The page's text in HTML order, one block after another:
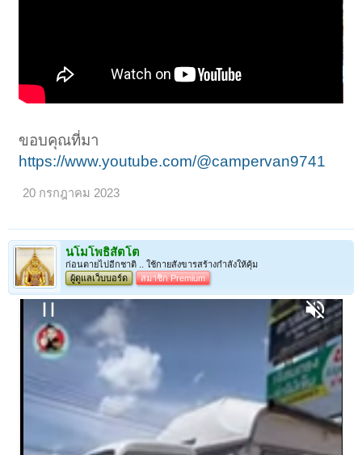
ขอบคุณที่มา
https://www.youtube.com/@campervan9741
20 กรกฎาคม 2023
นโมโพธิสัตโต
ก่อนตายไปอีกชาติ .. ใช้กายสังขารสร้างกำลังให้คุ้ม
ผู้ดูแลเว็บบอร์ด
สมาชิก Premium